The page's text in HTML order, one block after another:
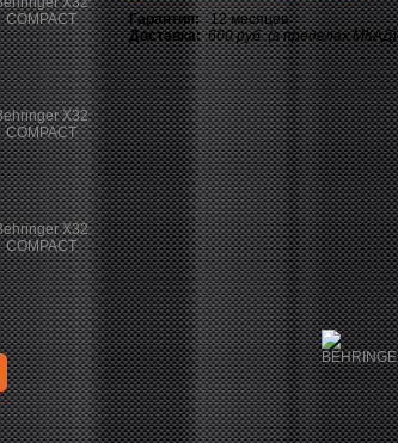
Гарантия:12 месяцев
Доставка: 600 руб. (в пределах МКАД)